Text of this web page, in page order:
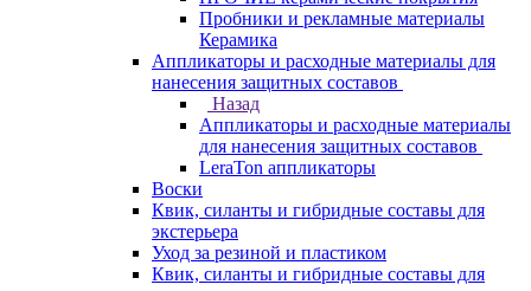
Пробники и рекламные материалы
Керамика
Аппликаторы и расходные материалы для
нанесения защитных составов
Назад
Аппликаторы и расходные материалы
для нанесения защитных составов
LeraTon аппликаторы
Воски
Квик, силанты и гибридные составы для
экстерьера
Уход за резиной и пластиком
Квик, силанты и гибридные составы для